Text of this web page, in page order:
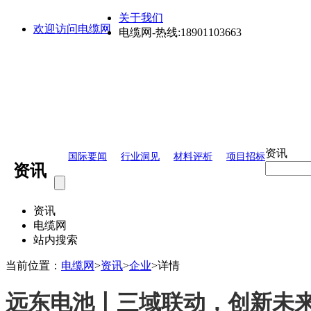
欢迎访问电缆网
关于我们
电缆网-热线:18901103663
资讯
国际要闻 行业洞见 材料评析 项目招标资讯
资讯
电缆网
站内搜索
当前位置： 电缆网>资讯>企业>详情
远东电池丨三域联动，创新未